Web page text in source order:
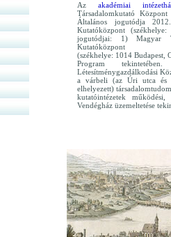
Az akadémiai
Társadalomkutató
Általános jogutódja
Kutatóközpont
jogutódjai: 1) Magyar
Kutatóközpont
(székhelye: 1014 Budapest,
Program
Létesítménygazdálkodási
a várbeli (az Úri utca és
elhelyezett)
kutatóintézetek
Vendégház üzemeltetése